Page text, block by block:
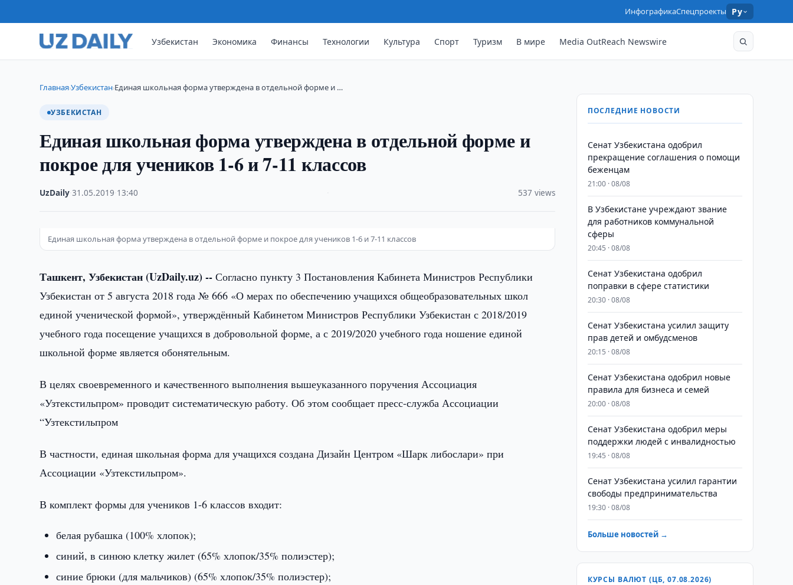
ИнфографикаСпецпроекты Ру
Узбекистан Экономика Финансы Технологии Культура Спорт Туризм В мире Media OutReach Newswire
Главная›Узбекистан›Единая школьная форма утверждена в отдельной форме и …
УЗБЕКИСТАН
Единая школьная форма утверждена в отдельной форме и
покрое для учеников 1-6 и 7-11 классов
UzDaily ·31.05.2019 13:40 537 views
Единая школьная форма утверждена в отдельной форме и покрое для учеников 1-6 и 7-11 классов
Ташкент, Узбекистан (UzDaily.uz) -- Согласно пункту 3 Постановления Кабинета Министров Республики
Узбекистан от 5 августа 2018 года № 666 «О мерах по обеспечению учащихся общеобразовательных школ
единой ученической формой», утверждённый Кабинетом Министров Республики Узбекистан с 2018/2019
учебного года посещение учащихся в добровольной форме, а с 2019/2020 учебного года ношение единой
школьной форме является обонятельным.
В целях своевременного и качественного выполнения вышеуказанного поручения Ассоциация
«Узтекстильпром» проводит систематическую работу. Об этом сообщает пресс-служба Ассоциации
“Узтекстильпром
В частности, единая школьная форма для учащихся создана Дизайн Центром «Шарк либослари» при
Ассоциации «Узтекстильпром».
В комплект формы для учеников 1-6 классов входит:
белая рубашка (100% хлопок);
синий, в синюю клетку жилет (65% хлопок/35% полиэстер);
синие брюки (для мальчиков) (65% хлопок/35% полиэстер);
ПОСЛЕДНИЕ НОВОСТИ
Сенат Узбекистана одобрил
прекращение соглашения о помощи
беженцам
21:00 · 08/08
В Узбекистане учреждают звание
для работников коммунальной
сферы
20:45 · 08/08
Сенат Узбекистана одобрил
поправки в сфере статистики
20:30 · 08/08
Сенат Узбекистана усилил защиту
прав детей и омбудсменов
20:15 · 08/08
Сенат Узбекистана одобрил новые
правила для бизнеса и семей
20:00 · 08/08
Сенат Узбекистана одобрил меры
поддержки людей с инвалидностью
19:45 · 08/08
Сенат Узбекистана усилил гарантии
свободы предпринимательства
19:30 · 08/08
Больше новостей →
КУРСЫ ВАЛЮТ (ЦБ, 07.08.2026)